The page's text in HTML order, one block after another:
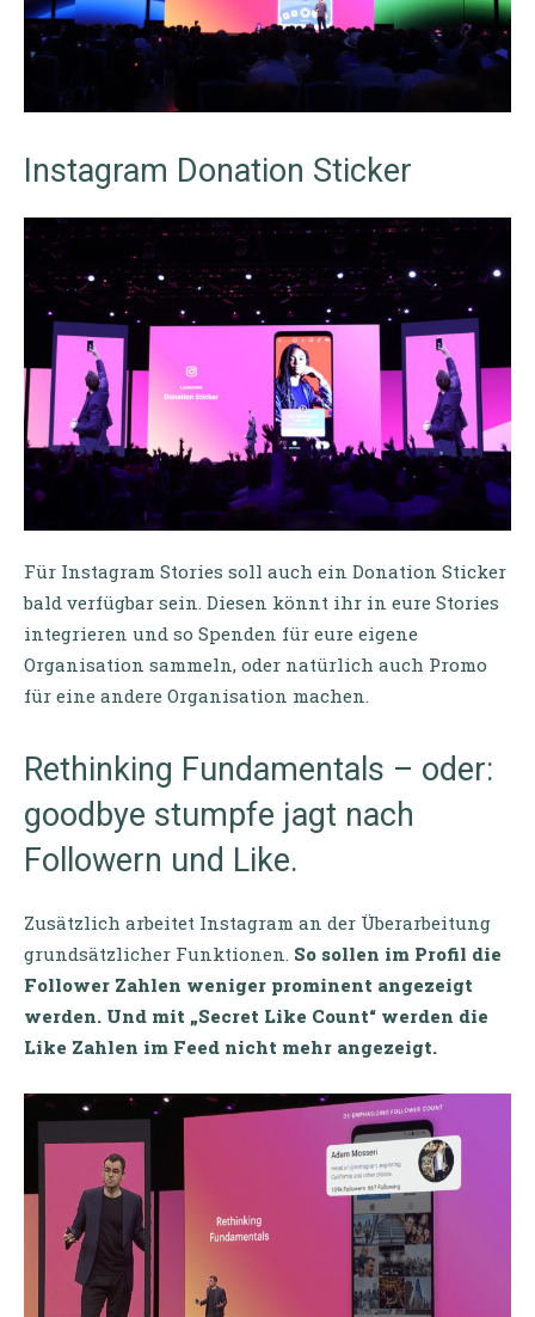
Instagram Donation Sticker
Für Instagram Stories soll auch ein Donation Sticker
bald verfügbar sein. Diesen könnt ihr in eure Stories
integrieren und so Spenden für eure eigene
Organisation sammeln, oder natürlich auch Promo
für eine andere Organisation machen.
Rethinking Fundamentals – oder:
goodbye stumpfe jagt nach
Followern und Like.
Zusätzlich arbeitet Instagram an der Überarbeitung
grundsätzlicher Funktionen. So sollen im Profil die
Follower Zahlen weniger prominent angezeigt
werden. Und mit „Secret Like Count“ werden die
Like Zahlen im Feed nicht mehr angezeigt.